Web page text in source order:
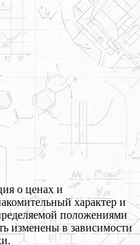
о ценах и
характер и
положениями
изменены в зависимости